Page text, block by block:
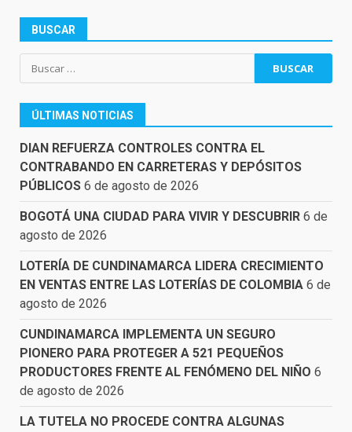
BUSCAR
Buscar:
ÚLTIMAS NOTICIAS
DIAN REFUERZA CONTROLES CONTRA EL
CONTRABANDO EN CARRETERAS Y DEPÓSITOS
PÚBLICOS 6 de agosto de 2026
BOGOTÁ UNA CIUDAD PARA VIVIR Y DESCUBRIR 6 de
agosto de 2026
LOTERÍA DE CUNDINAMARCA LIDERA CRECIMIENTO
EN VENTAS ENTRE LAS LOTERÍAS DE COLOMBIA 6 de
agosto de 2026
CUNDINAMARCA IMPLEMENTA UN SEGURO
PIONERO PARA PROTEGER A 521 PEQUEÑOS
PRODUCTORES FRENTE AL FENÓMENO DEL NIÑO 6
de agosto de 2026
LA TUTELA NO PROCEDE CONTRA ALGUNAS